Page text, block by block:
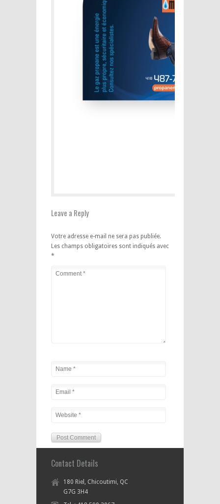
Leave a Reply
Votre adresse e-mail ne sera pas publiée.
Les champs obligatoires sont indiqués avec
*
Contact Details
180 Riel, Chicoutimi, QC
G7G 3H4